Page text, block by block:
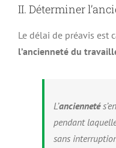
II. Déterminer
Le délai de préavis est
l’ancienneté du
L’ancienneté
pendant
sans